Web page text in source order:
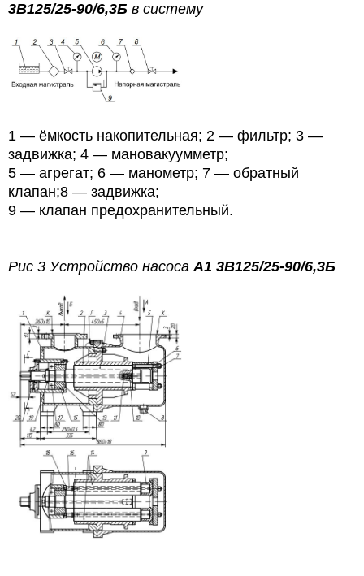
3В125/25-90/6,3Б в систему
1 — ёмкость накопительная; 2 — фильтр; 3 —
задвижка; 4 — мановакуумметр;
5 — агрегат; 6 — манометр; 7 — обратный
клапан;8 — задвижка;
9 — клапан предохранительный.
Рис 3 Устройство насосаА1 3В125/25-90/6,3Б